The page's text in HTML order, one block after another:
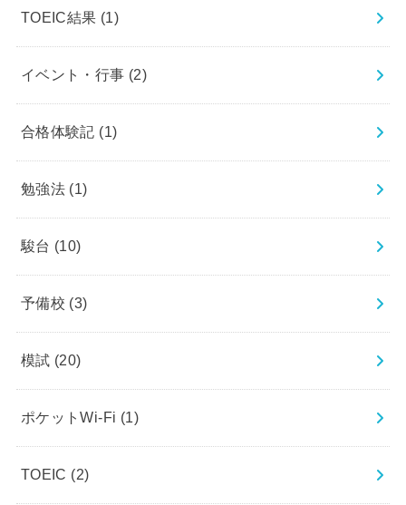
TOEIC結果 (1)
イベント・行事 (2)
合格体験記 (1)
勉強法 (1)
駿台 (10)
予備校 (3)
模試 (20)
ポケットWi-Fi (1)
TOEIC (2)